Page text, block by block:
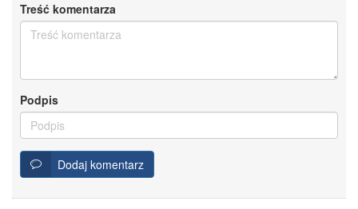
Treść komentarza
Podpis
Dodaj komentarz